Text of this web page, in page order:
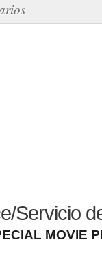
Servicio
MOVIE